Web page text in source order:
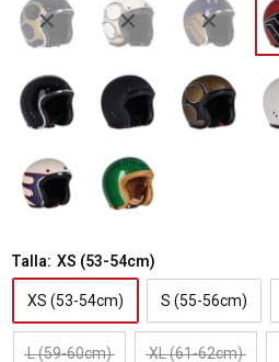
Talla: XS (53-54cm)
XS (53-54cm) S (55-56cm)
L (59-60cm) XL (61-62cm)